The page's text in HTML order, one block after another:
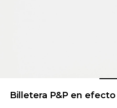
Billetera P&P en